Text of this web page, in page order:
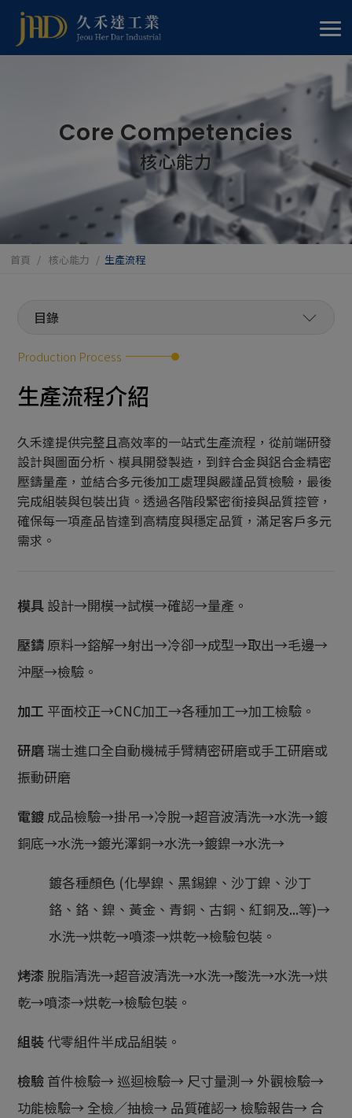
Core Competencies
核心能力
首頁 核心能力 生產流程
製程能力
生產流程
檢驗設備
Production Process
生產流程介紹
久禾達提供完整且高效率的一站式生產流程，從前端研發
設計與圖面分析、模具開發製造，到鋅合金與鋁合金精密
壓鑄量產，並結合多元後加工處理與嚴謹品質檢驗，最後
完成組裝與包裝出貨。透過各階段緊密銜接與品質控管，
確保每一項產品皆達到高精度與穩定品質，滿足客戶多元
需求。
模具 設計→開模→試模→確認→量產。
壓鑄 原料→鎔解→射出→冷卻→成型→取出→毛邊→
沖壓→檢驗。
加工 平面校正→CNC加工→各種加工→加工檢驗。
研磨 瑞士進口全自動機械手臂精密研磨或手工研磨或
振動研磨
電鍍 成品檢驗→掛吊→冷脫→超音波清洗→水洗→鍍
銅底→水洗→鍍光澤銅→水洗→鍍鎳→水洗→
鍍各種顏色 (化學鎳、黑錫鎳、沙丁鎳、沙丁
鉻、鉻、鎳、黃金、青銅、古銅、紅銅及...等)→
水洗→烘乾→噴漆→烘乾→檢驗包裝。
烤漆 脫脂清洗→超音波清洗→水洗→酸洗→水洗→烘
乾→噴漆→烘乾→檢驗包裝。
組裝 代零組件半成品組裝。
檢驗 首件檢驗→ 巡迴檢驗→ 尺寸量測→ 外觀檢驗→
功能檢驗→ 全檢／抽檢→ 品質確認→ 檢驗報告→ 合
Cookie管理面板